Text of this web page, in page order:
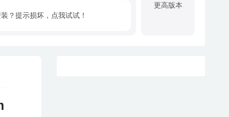
更高版本
？提示损坏，点我试试！